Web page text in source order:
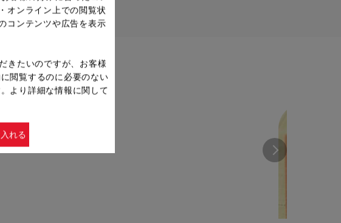
オンライン上での閲覧状
コンテンツや広告を表示
きたいのですが、お客様
閲覧するのに必要のない
より詳細な情報に関して
れる